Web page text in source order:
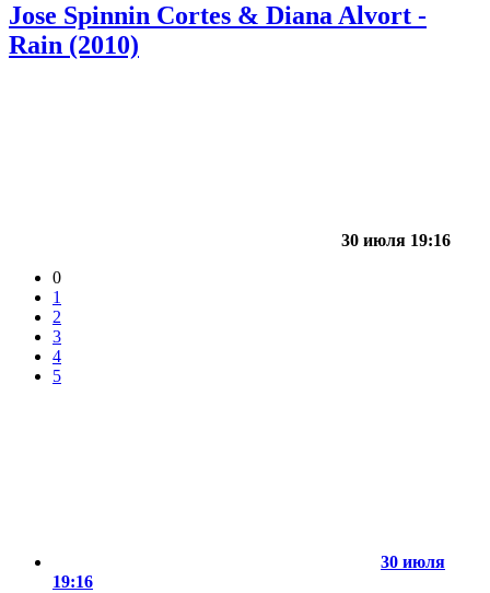
Jose Spinnin Cortes & Diana Alvort -
Rain (2010)
30 июля 19:16
0
1
2
3
4
5
30 июля
19:16